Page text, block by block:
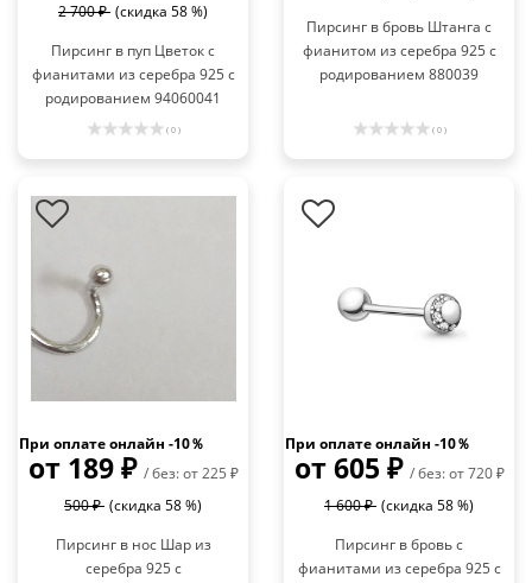
2 700 ₽ (скидка 58 %)
Пирсинг в пуп Цветок с
фианитами из серебра 925 с
родированием 94060041
( 0 )
Пирсинг в бровь Штанга с
фианитом из серебра 925 с
родированием 880039
( 0 )
При оплате онлайн -10％
от 189 ₽ / без: от 225 ₽
500 ₽ (скидка 58 %)
Пирсинг в нос Шар из
серебра 925 с
При оплате онлайн -10％
от 605 ₽ / без: от 720 ₽
1 600 ₽ (скидка 58 %)
Пирсинг в бровь с
фианитами из серебра 925 с